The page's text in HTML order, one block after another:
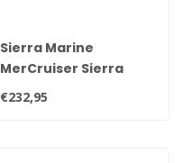
Sierra Marine
MerCruiser Sierra
luchtfilter/vlamdover
€232,95